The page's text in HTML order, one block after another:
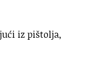
iz pištolja,